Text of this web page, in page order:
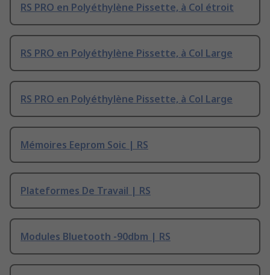
RS PRO en Polyéthylène Pissette, à Col étroit
RS PRO en Polyéthylène Pissette, à Col Large
RS PRO en Polyéthylène Pissette, à Col Large
Mémoires Eeprom Soic | RS
Plateformes De Travail | RS
Modules Bluetooth -90dbm | RS